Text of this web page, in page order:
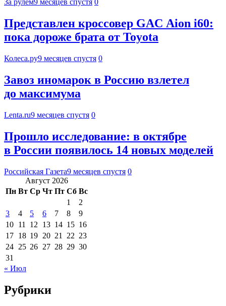
За рулем9 месяцев спустя 0
Представлен кроссовер GAC Aion i60:
пока дороже брата от Toyota
Колеса.ру9 месяцев спустя 0
Завоз иномарок в Россию взлетел
до максимума
Lenta.ru9 месяцев спустя 0
Прошло исследование: в октябре
в России появилось 14 новых моделей
Российская Газета9 месяцев спустя 0
Август 2026
Пн Вт Ср Чт Пт Сб Вс
1
2
3
4 5 6 7 8
9
10 11 12 13 14 15 16
17 18 19 20 21 22 23
24 25 26 27 28 29 30
31
« Июл
Рубрики